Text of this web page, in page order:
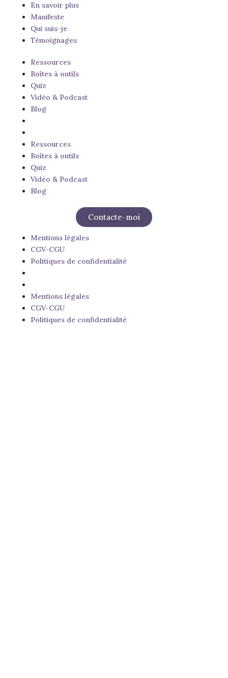
En savoir plus
Manifeste
Qui suis-je
Témoignages
Ressources
Boîtes à outils
Quiz
Vidéo & Podcast
Blog
Ressources
Boîtes à outils
Quiz
Vidéo & Podcast
Blog
Contacte-moi
Mentions légales
CGV-CGU
Politiques de confidentialité
Mentions légales
CGV-CGU
Politiques de confidentialité